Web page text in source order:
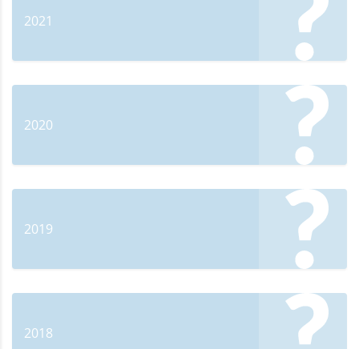
2021
2020
2019
2018